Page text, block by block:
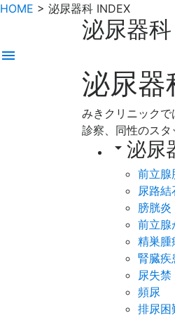
HOME > 泌尿器科 INDEX
泌尿器科
menu
泌尿器
みきクリニック
診察、同性のスタ
arrow_drop_down 泌尿
前立腺
尿路結
膀胱炎
前立腺
精巣腫
腎臓疾
尿失禁
頻尿
排尿困